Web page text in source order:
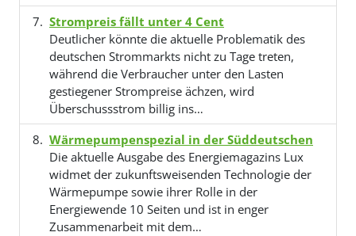
Strompreis fällt unter 4 Cent
Deutlicher könnte die aktuelle Problematik des
deutschen Strommarkts nicht zu Tage treten,
während die Verbraucher unter den Lasten
gestiegener Strompreise ächzen, wird
Überschussstrom billig ins…
Wärmepumpenspezial in der Süddeutschen
Die aktuelle Ausgabe des Energiemagazins Lux
widmet der zukunftsweisenden Technologie der
Wärmepumpe sowie ihrer Rolle in der
Energiewende 10 Seiten und ist in enger
Zusammenarbeit mit dem…